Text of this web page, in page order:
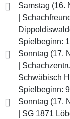
Samstag (16.
|
Spielbeginn:
Sonntag (17.
|
Schwäbisch
Spielbeginn:
Sonntag (17.
| SG 1871